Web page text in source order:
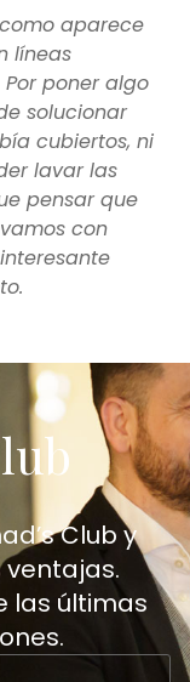
aparece
líneas
poner algo
solucionar
cubiertos, ni
lavar las
pensar que
con
Club y
las últimas